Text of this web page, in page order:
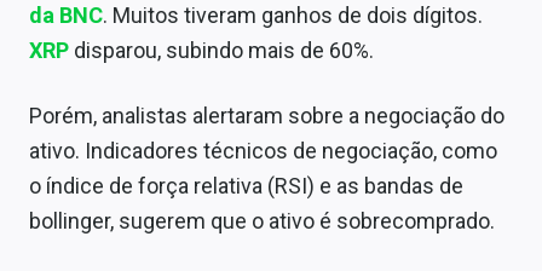
da BNC. Muitos tiveram ganhos de dois dígitos.
XRP disparou, subindo mais de 60%.
Porém, analistas alertaram sobre a negociação do
ativo. Indicadores técnicos de negociação, como
o índice de força relativa (RSI) e as bandas de
bollinger, sugerem que o ativo é sobrecomprado.